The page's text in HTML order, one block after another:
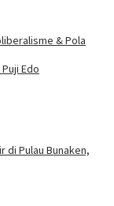
& Pola
Edo
di Pulau Bunaken,